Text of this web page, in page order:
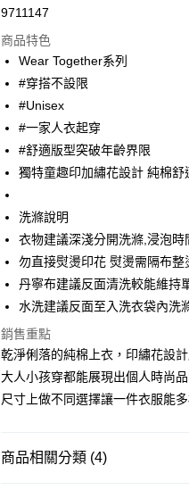
Apple Pay
街口支付
悠遊付
大哥付你分期
相關說明
【大哥付你分期使用說明】
1.本服務由台灣大哥大提供，台灣大
2.付款方式選擇「大哥付你分期」，
流程，驗證手機門號後，選擇欲分期
完成交易。
4.訂單成立30分鐘內，如未前往確認
消。如遇「轉專審核」未通過狀況，
【繳款方式說明】
1.分期款項不併入電信帳單，「大哥
醒簡訊。
2.透過簡訊連結打開帳單後，可選擇
帳／街口支付／iPASS MONEY」等
1.本服務係由「台灣大哥大股份有限
用戶於交易時，得透過本服務購買商
運送方式
全家取貨付款
付款後全家取貨
每筆NT$60，滿NT$1,200(含以上)
付款後7-11取貨
9711147
商品特色
Wear Together系列
#穿搭不設限
#Unisex
#一家人衣起穿
#舒適版型突破年齡界限
獨特童趣印加繡花設計 純棉舒
洗滌說明
衣物建議深淺分開洗滌,浸泡時
勿直接熨燙印花 熨燙需隔布整
丹寧布建議反面清洗較能維持
水洗建議反面至入洗衣袋內洗
銷售重點
乾淨俐落的純棉上衣，印繡花設計
大人小孩穿都能展現出個人時尚
尺寸上做不同選擇讓一件衣服能
商品相關分類 (4)